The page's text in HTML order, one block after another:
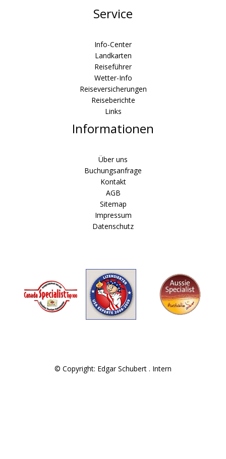
Service
Info-Center
Landkarten
Reiseführer
Wetter-Info
Reiseversicherungen
Reiseberichte
Links
Informationen
Über uns
Buchungsanfrage
Kontakt
AGB
Sitemap
Impressum
Datenschutz
© Copyright: Edgar Schubert . Intern